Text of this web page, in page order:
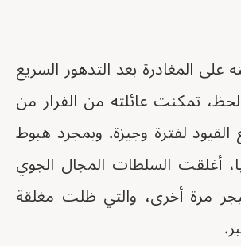
المغادرة بعد التدهور السريع
تمكنت عائلته من الفرار من
القيود لفترة وجيزة. وبمجرد هبوط
أغلقت السلطات المجال الجوي
مرة أخرى، والتي ظلت مغلقة